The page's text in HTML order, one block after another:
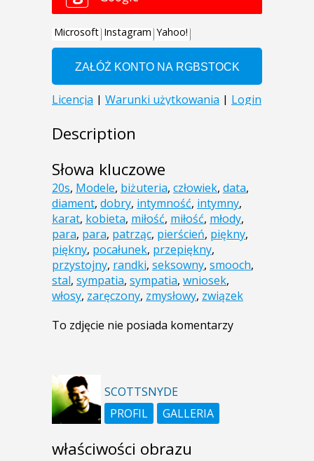
Description
Słowa kluczowe
20s, Modele, biżuteria, człowiek, data,
diament, dobry, intymność, intymny,
karat, kobieta, miłość, miłość, młody,
para, para, patrząc, pierścień, piękny,
piękny, pocałunek, przepiękny,
przystojny, randki, seksowny, smooch,
stal, sympatia, sympatia, wniosek,
włosy, zaręczony, zmysłowy, związek
To zdjęcie nie posiada komentarzy
SCOTTSNYDE
PROFIL
GALLERIA
właściwości obrazu